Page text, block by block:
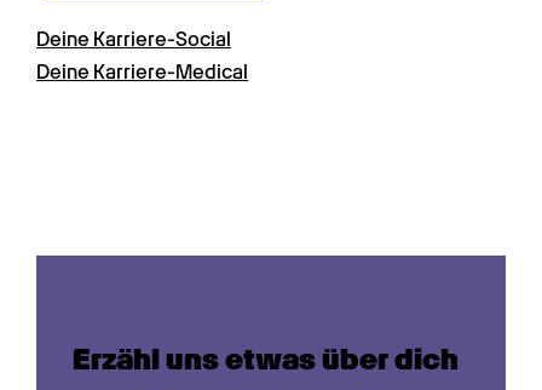
Deine Karriere-Social
Deine Karriere-Medical
Erzähl uns etwas über dich